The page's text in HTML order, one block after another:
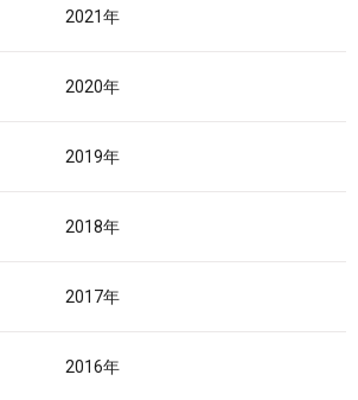
2021年
2020年
2019年
2018年
2017年
2016年